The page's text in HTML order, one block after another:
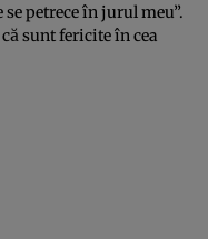
petrece în jurul meu”.
sunt fericite în cea